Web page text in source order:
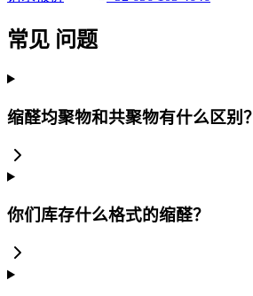
常见 问题
缩醛均聚物和共聚物有什么区别？
你们库存什么格式的缩醛？